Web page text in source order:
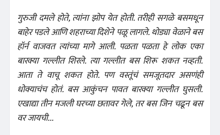
गुरुजी दमले होते, त्यांना झोप येत होती. तरीही सगळे बसमधून
बाहेर पडले आणि शहराच्या दिशेने पळू लागले. थोड्या वेळाने बस
हॉर्न वाजवत त्यांच्या मागे आली. पळता पळता हे लोक एका
बारक्या गल्लीत शिरले. त्या गल्लीत बस शिरू शकत नव्हती.
आता ते वाचू शकत होते. पण वस्तूंचं समजूतदार असणंही
धोक्याचंच होतं. बस आकुंचन पावत बारक्या गल्लीत घुसली.
एखाद्या तीन मजली घरच्या छतावर गेले, तर बस जिन चढून बस
वर जायची...